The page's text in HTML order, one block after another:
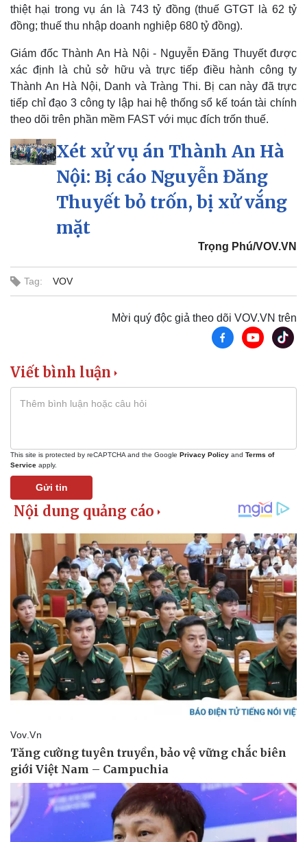
Quân sự - Quốc phòng
Phân tích
Thể thao
Bóng đá
Lịch thi đấu bóng đá
Thế giới thể thao
eSports
Ô tô - Xe máy
Ô tô
Xe máy
Tư vấn
thiệt hại trong vụ án là 743 tỷ đồng (thuế GTGT là 62 tỷ
đồng; thuế thu nhập doanh nghiệp 680 tỷ đồng).
Giám đốc Thành An Hà Nội - Nguyễn Đăng Thuyết được
xác định là chủ sở hữu và trực tiếp điều hành công ty
Thành An Hà Nội, Danh và Tràng Thi. Bị can này đã trực
tiếp chỉ đạo 3 công ty lập hai hệ thống sổ kế toán tài chính
theo dõi trên phần mềm FAST với mục đích trốn thuế.
Xét xử vụ án Thành An Hà
Nội: Bị cáo Nguyễn Đăng
Thuyết bỏ trốn, bị xử vắng
mặt
Trọng Phú/VOV.VN
Tag: VOV
Mời quý độc giả theo dõi VOV.VN trên
Viết bình luận
This site is protected by reCAPTCHA and the Google Privacy Policy and Terms of
Service apply.
Gửi tin